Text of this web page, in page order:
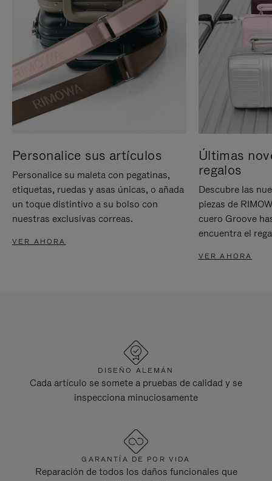
Personalice sus artículos
Personalice su maleta con pegatinas,
etiquetas, ruedas y asas únicas, o añada
un toque distintivo a su bolso con
nuestras exclusivas correas.
VER AHORA
Últimas
regalos
Descubre las
piezas de
cuero Groove
encuentra el
VER AHORA
DISEÑO ALEMÁN
Cada artículo se somete a pruebas de calidad y se
inspecciona minuciosamente
GARANTÍA DE POR VIDA
Reparación de todos los daños funcionales que